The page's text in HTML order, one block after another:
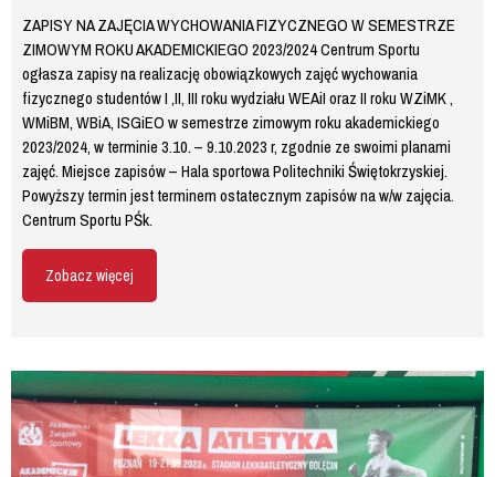
ZAPISY NA ZAJĘCIA WYCHOWANIA FIZYCZNEGO W SEMESTRZE
ZIMOWYM ROKU AKADEMICKIEGO 2023/2024 Centrum Sportu
ogłasza zapisy na realizację obowiązkowych zajęć wychowania
fizycznego studentów I ,II, III roku wydziału WEAiI oraz II roku WZiMK ,
WMiBM, WBiA, ISGiEO w semestrze zimowym roku akademickiego
2023/2024, w terminie 3.10. – 9.10.2023 r, zgodnie ze swoimi planami
zajęć. Miejsce zapisów – Hala sportowa Politechniki Świętokrzyskiej.
Powyższy termin jest terminem ostatecznym zapisów na w/w zajęcia.
Centrum Sportu PŚk.
Zobacz więcej